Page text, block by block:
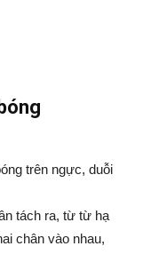
trên ngực, duỗi
tách ra, từ từ hạ
chân vào nhau,